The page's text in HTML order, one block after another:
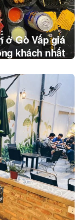
ở Gò Vấp giá
khách nhất